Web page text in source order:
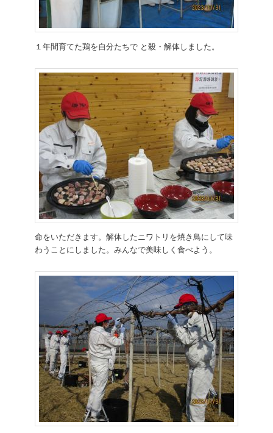
１年間育てた鶏を自分たちで と殺・解体しました。
命をいただきます。解体したニワトリを焼き鳥にして味
わうことにしました。みんなで美味しく食べよう。